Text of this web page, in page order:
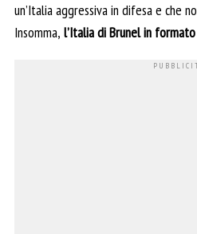
un’Italia aggressiva in difesa e che
Insomma, l’Italia di Brunel in